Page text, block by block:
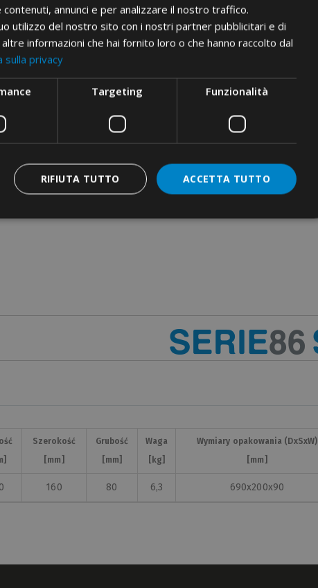
• bimetalicznych od 16 do 300 mm2
• bimetalicznych DIN od 16 do 300 mm2
• izolowanych od 10 do 240 mm2
• tulejkowych od 50 o 150 mm2
Seria 86 do głębokiego przebijania końcówek
EC000168
31AA11D
Szerokość
[mm]
Grubość
[mm]
Waga
[kg]
Wymiary opakowania (DxSxW)
[mm]
160 80 6,3 690x200x90
annunci e per analizzare il nostro traffico.
utilizzo del nostro sito con i nostri partner pubblicitari e di
informazioni che hai fornito loro o che hanno raccolto dal
sulla privacy
Targeting Funzionalità
ACCETTA TUTTO
RIFIUTA TUTTO